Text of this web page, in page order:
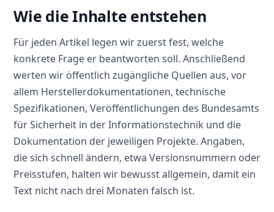
Wie die Inhalte entstehen
Für jeden Artikel legen wir zuerst fest, welche
konkrete Frage er beantworten soll. Anschließend
werten wir öffentlich zugängliche Quellen aus, vor
allem Herstellerdokumentationen, technische
Spezifikationen, Veröffentlichungen des Bundesamts
für Sicherheit in der Informationstechnik und die
Dokumentation der jeweiligen Projekte. Angaben,
die sich schnell ändern, etwa Versionsnummern oder
Preisstufen, halten wir bewusst allgemein, damit ein
Text nicht nach drei Monaten falsch ist.